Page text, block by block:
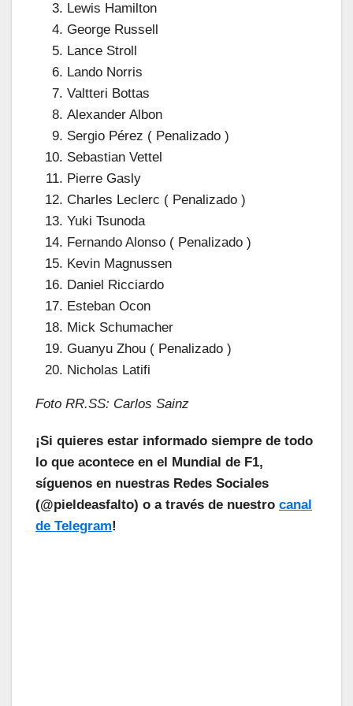
Lewis Hamilton
George Russell
Lance Stroll
Lando Norris
Valtteri Bottas
Alexander Albon
Sergio Pérez ( Penalizado )
Sebastian Vettel
Pierre Gasly
Charles Leclerc ( Penalizado )
Yuki Tsunoda
Fernando Alonso ( Penalizado )
Kevin Magnussen
Daniel Ricciardo
Esteban Ocon
Mick Schumacher
Guanyu Zhou ( Penalizado )
Nicholas Latifi
Foto RR.SS: Carlos Sainz
¡Si quieres estar informado siempre de todo
lo que acontece en el Mundial de F1,
síguenos en nuestras Redes Sociales
(@pieldeasfalto) o a través de nuestro canal
de Telegram!